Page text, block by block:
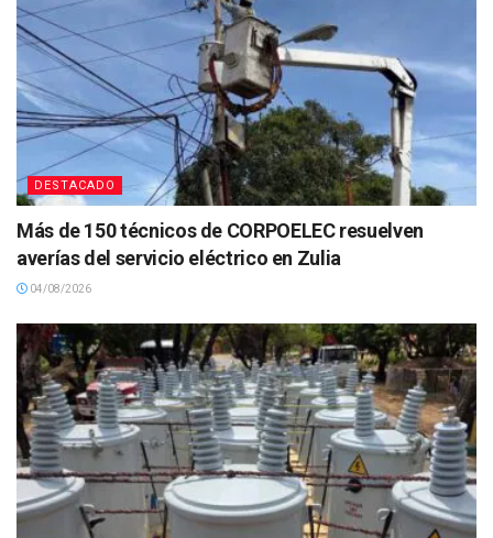
DESTACADO
Más de 150 técnicos de CORPOELEC resuelven
averías del servicio eléctrico en Zulia
04/08/2026